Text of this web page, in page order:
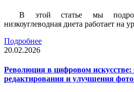
В этой статье мы
низкоуглеводная диета работает на
Подробнее
20.02.2026
Революция в цифровом
редактирования и улучшения